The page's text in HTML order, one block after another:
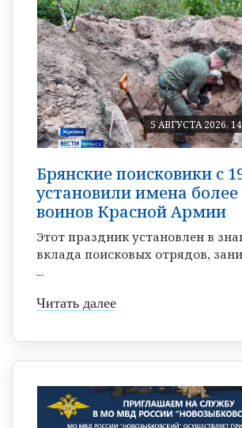
5 АВГУСТА 2026,
Брянские поисковики с
установили имена более
воинов Красной Армии
Этот праздник установлен в
вклада поисковых отрядов,
...
Читать далее